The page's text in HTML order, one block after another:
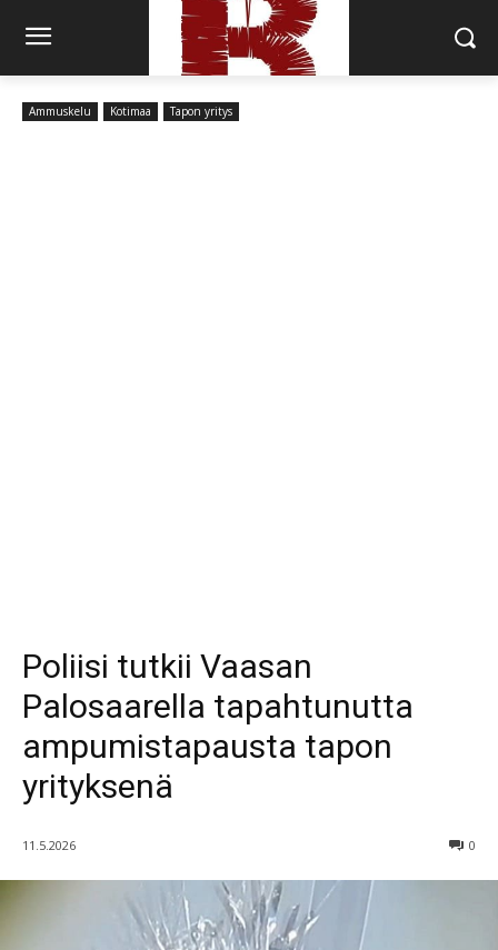
Ammuskelu Kotimaa Tapon yritys
Poliisi tutkii Vaasan
Palosaarella tapahtunutta
ampumistapausta tapon
yrityksenä
11.5.2026 0